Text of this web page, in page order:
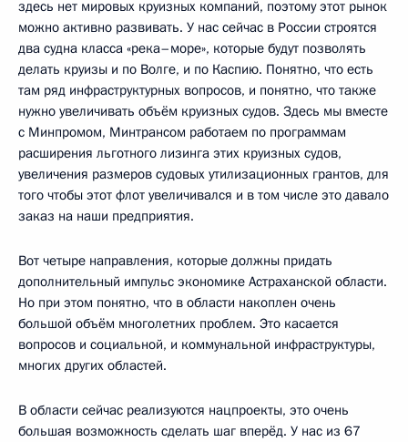
здесь нет мировых круизных компаний, поэтому этот рынок
можно активно развивать. У нас сейчас в России строятся
два судна класса «река–море», которые будут позволять
делать круизы и по Волге, и по Каспию. Понятно, что есть
там ряд инфраструктурных вопросов, и понятно, что также
нужно увеличивать объём круизных судов. Здесь мы вместе
с Минпромом, Минтрансом работаем по программам
расширения льготного лизинга этих круизных судов,
увеличения размеров судовых утилизационных грантов, для
того чтобы этот флот увеличивался и в том числе это давало
заказ на наши предприятия.
Вот четыре направления, которые должны придать
дополнительный импульс экономике Астраханской области.
Но при этом понятно, что в области накоплен очень
большой объём многолетних проблем. Это касается
вопросов и социальной, и коммунальной инфраструктуры,
многих других областей.
В области сейчас реализуются нацпроекты, это очень
большая возможность сделать шаг вперёд. У нас из 67